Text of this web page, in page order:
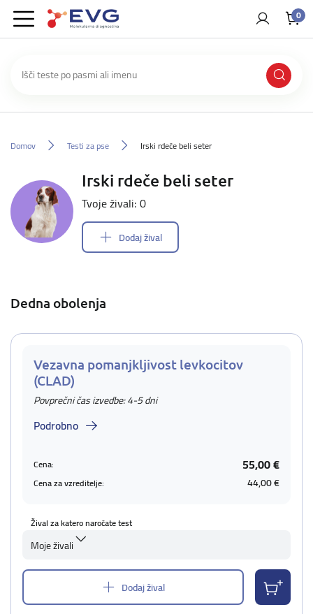
0
Domov Testi za pse Irski rdeče beli seter
Irski rdeče beli seter
Tvoje živali: 0
Dodaj žival
Dedna obolenja
Vezavna pomanjkljivost levkocitov
(CLAD)
Povprečni čas izvedbe: 4-5 dni
Podrobno
Cena: 55,00 €
Cena za vzreditelje: 44,00 €
Žival za katero naročate test
Moje živali
Dodaj žival